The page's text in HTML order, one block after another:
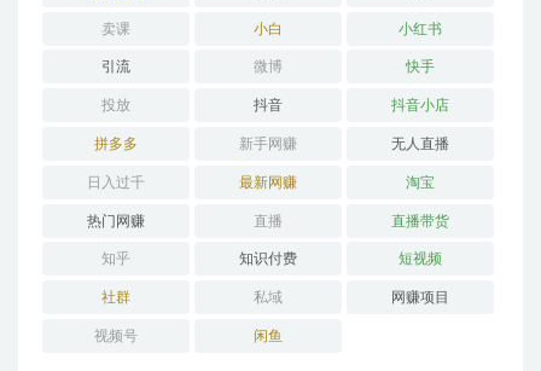
卖课 小白 小红书
引流 微博 快手
投放 抖音 抖音小店
拼多多 新手网赚 无人直播
日入过千 最新网赚 淘宝
热门网赚 直播 直播带货
知乎 知识付费 短视频
社群 私域 网赚项目
视频号 闲鱼